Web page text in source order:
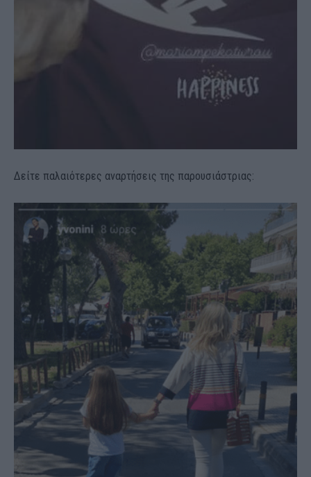
Δείτε παλαιότερες αναρτήσεις της παρουσιάστριας: